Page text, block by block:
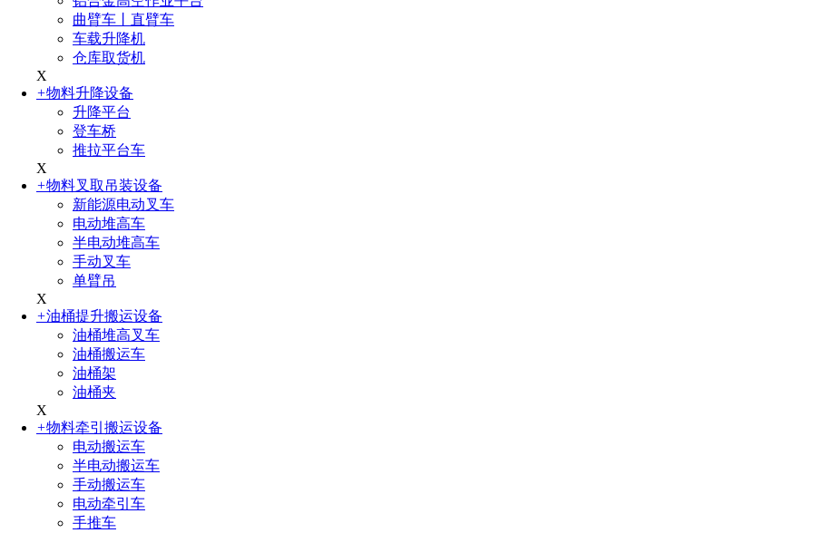
曲臂车丨直臂车
车载升降机
仓库取货机
X
+物料升降设备
升降平台
登车桥
推拉平台车
X
+物料叉取吊装设备
新能源电动叉车
电动堆高车
半电动堆高车
手动叉车
单臂吊
X
+油桶提升搬运设备
油桶堆高叉车
油桶搬运车
油桶架
油桶夹
X
+物料牵引搬运设备
电动搬运车
半电动搬运车
手动搬运车
电动牵引车
手推车